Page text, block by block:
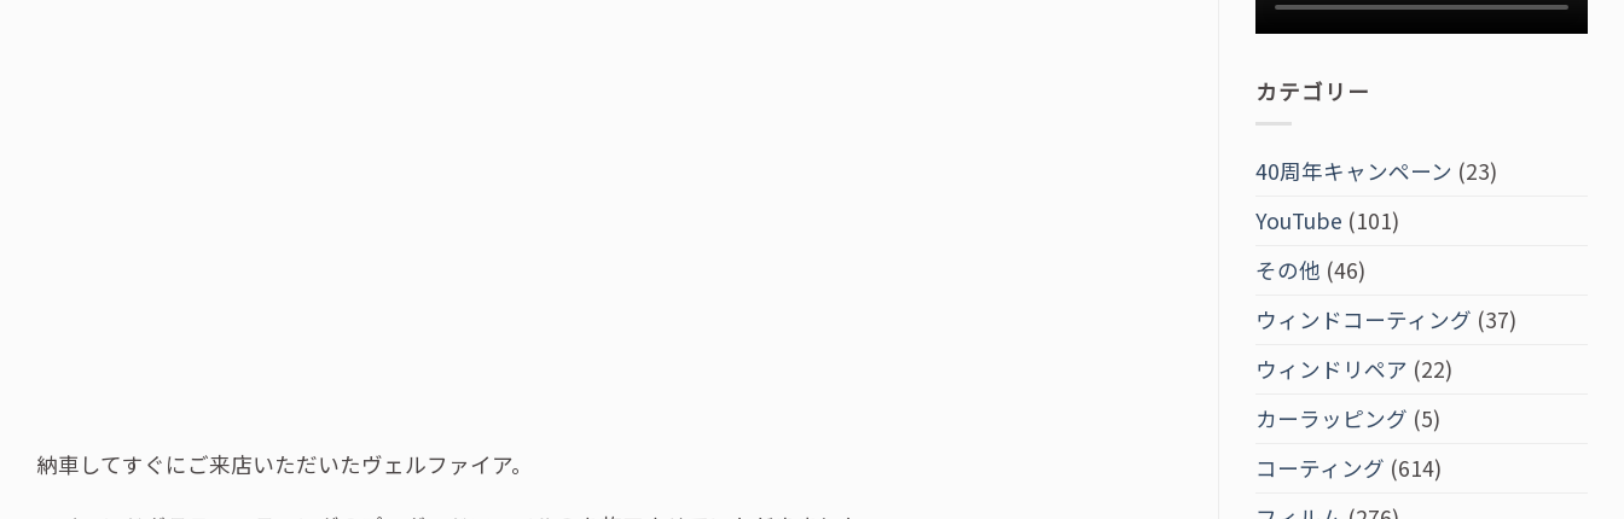
納車してすぐにご来店いただいたヴェルファイア。
カテゴリー
40周年キャンペーン (23)
YouTube (101)
その他 (46)
ウィンドコーティング (37)
ウィンドリペア (22)
カーラッピング (5)
コーティング (614)